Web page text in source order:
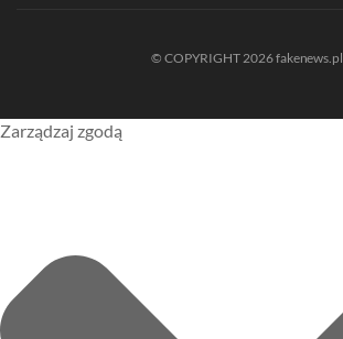
© COPYRIGHT 2026 fakenews.pl
Zarządzaj zgodą